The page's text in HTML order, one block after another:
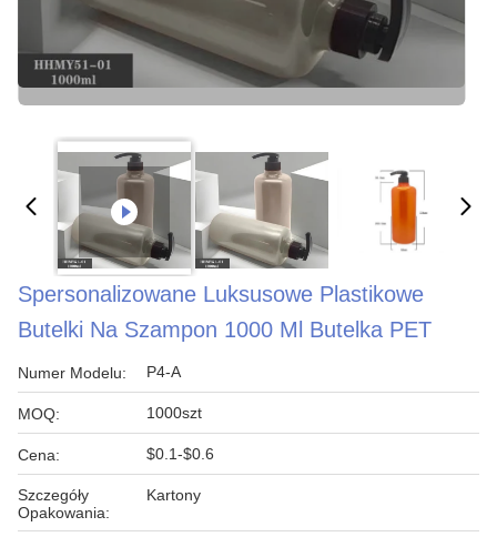
Spersonalizowane Luksusowe Plastikowe
Butelki Na Szampon 1000 Ml Butelka PET
Numer Modelu: P4-A
MOQ: 1000szt
Cena: $0.1-$0.6
Szczegóły
Opakowania:
Kartony